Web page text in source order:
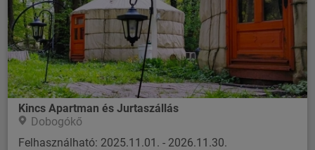
Kincs Apartman és Jurtaszállás
Dobogókő
Felhasználható: 2025.11.01. - 2026.11.30.